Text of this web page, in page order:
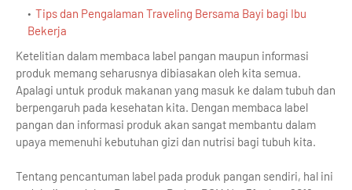
Tips dan Pengalaman Traveling Bersama Bayi bagi Ibu
Bekerja
Ketelitian dalam membaca label pangan maupun informasi
produk memang seharusnya dibiasakan oleh kita semua.
Apalagi untuk produk makanan yang masuk ke dalam tubuh dan
berpengaruh pada kesehatan kita. Dengan membaca label
pangan dan informasi produk akan sangat membantu dalam
upaya memenuhi kebutuhan gizi dan nutrisi bagi tubuh kita.
Tentang pencantuman label pada produk pangan sendiri, hal ini